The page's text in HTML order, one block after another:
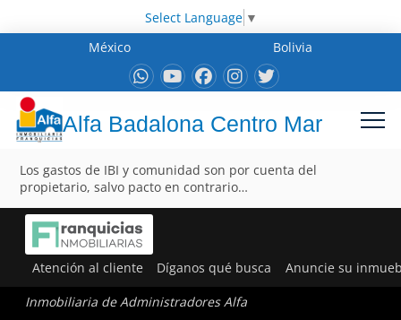
Select Language ▼
México
Bolivia
Alfa Badalona Centro Mar
Los gastos de IBI y comunidad son por cuenta del
propietario, salvo pacto en contrario…
Atención al cliente Díganos qué busca Anuncie su
Inmobiliaria de Administradores Alfa